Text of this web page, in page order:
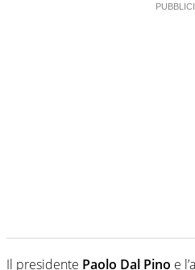
Il presidente Paolo Dal Pino e